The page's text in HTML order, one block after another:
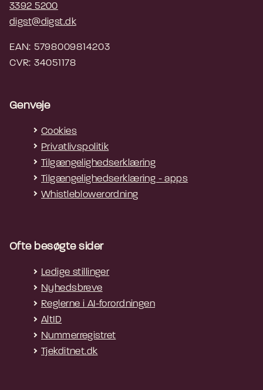
3392 5200
digst@digst.dk
EAN: 5798009814203
CVR: 34051178
Genveje
Cookies
Privatlivspolitik
Tilgængelighedserklæring
Tilgængelighedserklæring - apps
Whistleblowerordning
Ofte besøgte sider
Ledige stillinger
Nyhedsbreve
Reglerne i AI-forordningen
AltID
Nummerregistret
Tjekditnet.dk